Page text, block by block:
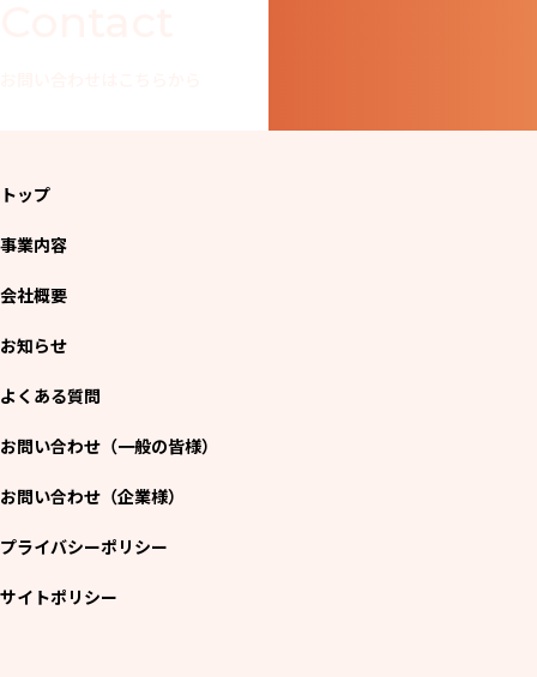
トップ
事業内容
会社概要
お知らせ
よくある質問
お問い合わせ（一般の皆様）
お問い合わせ（企業様）
プライバシーポリシー
サイトポリシー